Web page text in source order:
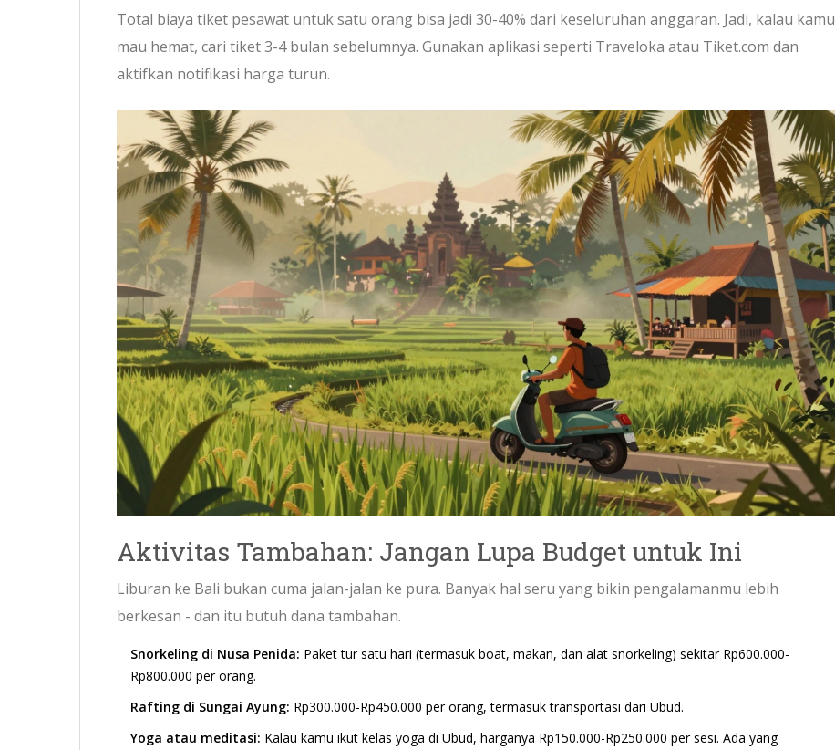
Total biaya tiket pesawat untuk satu orang bisa jadi 30-40% dari keseluruhan anggaran. Jadi, kalau kamu
mau hemat, cari tiket 3-4 bulan sebelumnya. Gunakan aplikasi seperti Traveloka atau Tiket.com dan
aktifkan notifikasi harga turun.
Aktivitas Tambahan: Jangan Lupa Budget untuk Ini
Liburan ke Bali bukan cuma jalan-jalan ke pura. Banyak hal seru yang bikin pengalamanmu lebih
berkesan - dan itu butuh dana tambahan.
Snorkeling di Nusa Penida: Paket tur satu hari (termasuk boat, makan, dan alat snorkeling) sekitar Rp600.000-
Rp800.000 per orang.
Rafting di Sungai Ayung: Rp300.000-Rp450.000 per orang, termasuk transportasi dari Ubud.
Yoga atau meditasi: Kalau kamu ikut kelas yoga di Ubud, harganya Rp150.000-Rp250.000 per sesi. Ada yang